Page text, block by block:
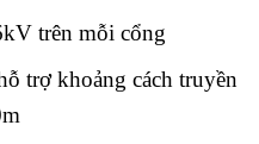
trên mỗi cổng
trợ khoảng cách truyền